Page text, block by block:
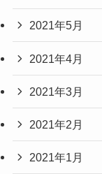
2021年5月
2021年4月
2021年3月
2021年2月
2021年1月